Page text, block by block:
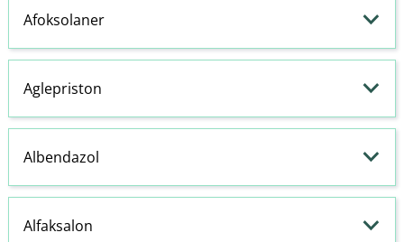
Afoksolaner
Aglepriston
Albendazol
Alfaksalon